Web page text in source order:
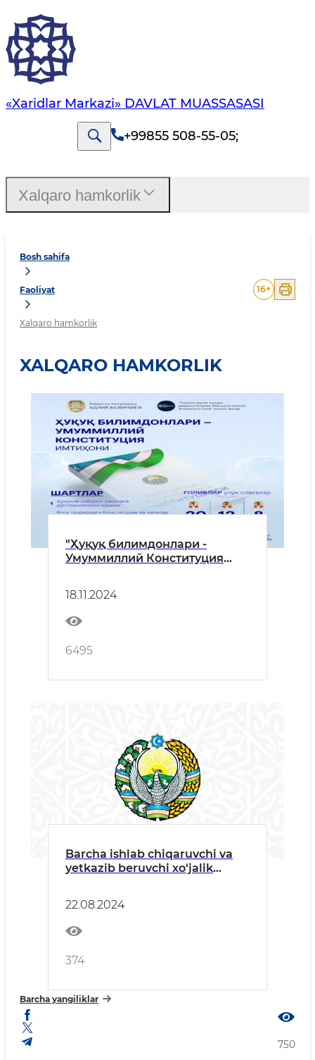
«Xaridlar Markazi» DAVLAT MUASSASASI
+99855 508-55-05;
Bosh sahifa
Faoliyat
Xalqaro hamkorlik
16+
XALQARO HAMKORLIK
"Ҳуқуқ билимдонлари -
Умуммиллий Конституция
18.11.2024
6495
Barcha ishlab chiqaruvchi va
yetkazib bеruvchi xo‘jalik
22.08.2024
374
Barcha yangiliklar
750
Xalqaro hamkorlik